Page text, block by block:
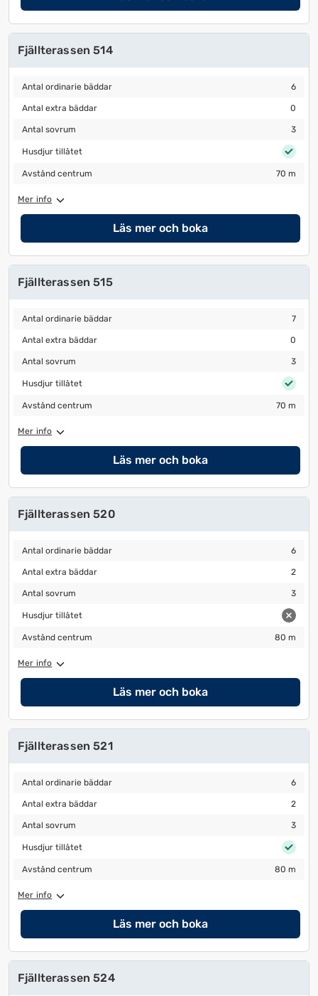
Fjällterassen 514
Antal ordinarie bäddar
Antal ordinarie bäddar 6
Antal extra bäddar
Antal extra bäddar 0
Antal sovrum
Antal sovrum 3
Husdjur tillåtet
Husdjur tillåtet
Avstånd centrum
Avstånd centrum 70 m
Mer info
Läs mer och boka
Fjällterassen 515
Antal ordinarie bäddar
Antal ordinarie bäddar 7
Antal extra bäddar
Antal extra bäddar 0
Antal sovrum
Antal sovrum 3
Husdjur tillåtet
Husdjur tillåtet
Avstånd centrum
Avstånd centrum 70 m
Mer info
Läs mer och boka
Fjällterassen 520
Antal ordinarie bäddar
Antal ordinarie bäddar 6
Antal extra bäddar
Antal extra bäddar 2
Antal sovrum
Antal sovrum 3
Husdjur tillåtet
Husdjur tillåtet
Avstånd centrum
Avstånd centrum 80 m
Mer info
Läs mer och boka
Fjällterassen 521
Antal ordinarie bäddar
Antal ordinarie bäddar 6
Antal extra bäddar
Antal extra bäddar 2
Antal sovrum
Antal sovrum 3
Husdjur tillåtet
Husdjur tillåtet
Avstånd centrum
Avstånd centrum 80 m
Mer info
Läs mer och boka
Fjällterassen 524